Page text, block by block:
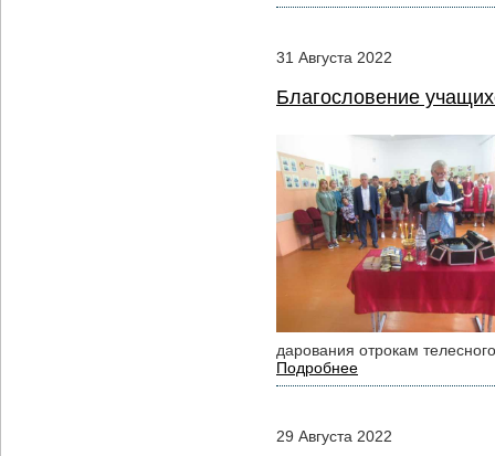
31 Августа 2022
Благословение
дарования отрокам
Подробнее
29 Августа 2022